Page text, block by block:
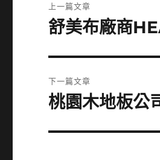
章
上一篇文章
上
篇
文
章:
舒美布廠商
下一篇文章
下
篇
桃園木地板公